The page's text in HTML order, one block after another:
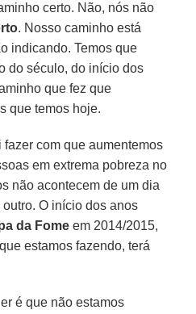
certo. Não, nós não
. Nosso caminho está
indicando. Temos que
do século, do início dos
que fez que
que temos hoje.
com que aumentemos
em extrema pobreza no
não acontecem de um dia
O início dos anos
da Fome em 2014/2015,
estamos fazendo, terá
é que não estamos